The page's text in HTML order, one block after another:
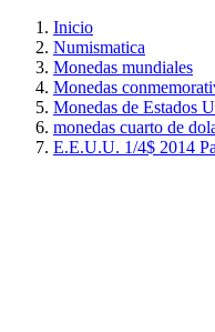
Inicio
Numismatica
Monedas mundiales
Monedas
Monedas de Estados
monedas cuarto de
E.E.U.U. 1/4$ 2014